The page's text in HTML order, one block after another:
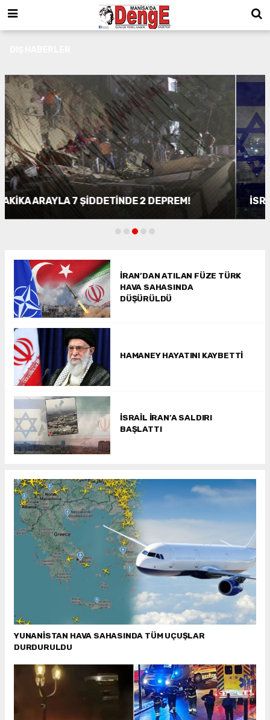
İSRAİL, LÜBNAN’I VURDU
İRAN’DAN ATILAN FÜZE TÜRK
HAVA SAHASINDA
DÜŞÜRÜLDÜ
HAMANEY HAYATINI KAYBETTİ
İSRAİL İRAN’A SALDIRI
BAŞLATTI
YUNANİSTAN HAVA SAHASINDA TÜM UÇUŞLAR
DURDURULDU